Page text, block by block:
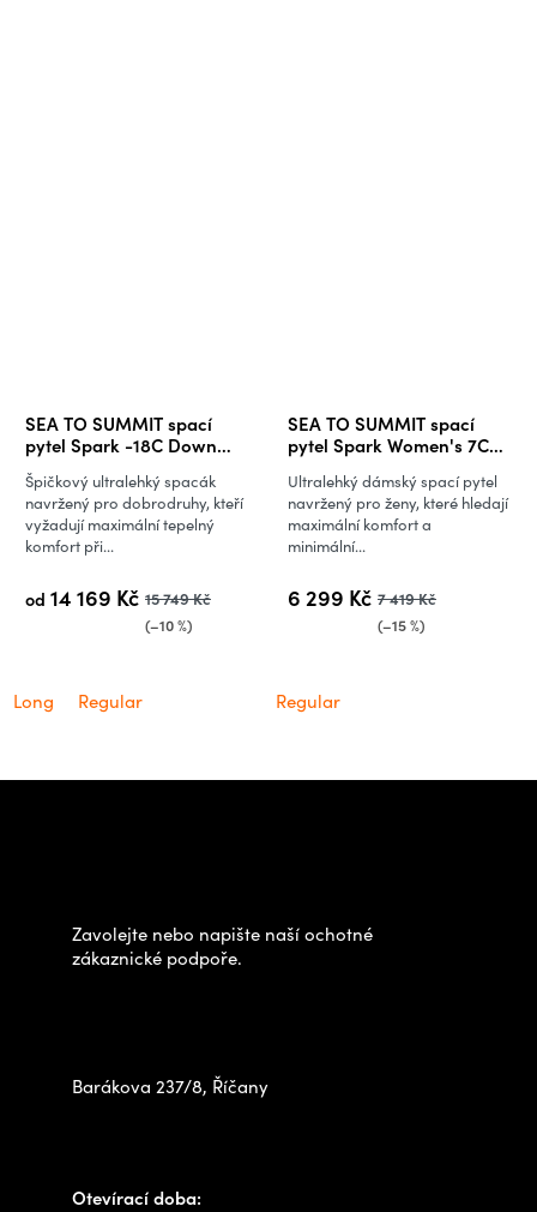
SEA TO SUMMIT spací
pytel Spark -18C Down
od 14 169 Kč 15 749 Kč
(–10 %)
Špičkový ultralehký spacák
navržený pro dobrodruhy, kteří
vyžadují maximální tepelný
komfort při...
Long Regular
SEA TO SUMMIT spací
pytel Spark Women's 7C
6 299 Kč 7 419 Kč
(–15 %)
Ultralehký dámský spací pytel
navržený pro ženy, které hledají
maximální komfort a
minimální...
Regular
Zavolejte nebo napište naší ochotné
zákaznické podpoře.
Barákova 237/8, Říčany
Otevírací doba: